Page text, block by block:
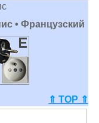
• Французский
⇑ TOP ⇑